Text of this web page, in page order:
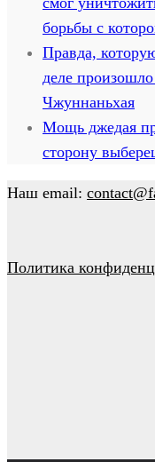
борьбы с
Правда,
деле
Чжуннаньхая
Мощь джедая
сторону
Наш email:
Политика